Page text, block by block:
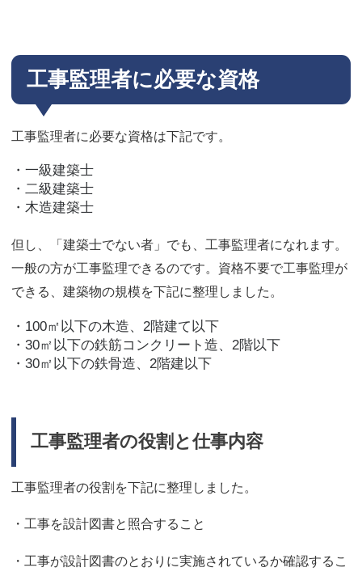
工事監理者に必要な資格
工事監理者に必要な資格は下記です。
・一級建築士
・二級建築士
・木造建築士
但し、「建築士でない者」でも、工事監理者になれます。
一般の方が工事監理できるのです。資格不要で工事監理が
できる、建築物の規模を下記に整理しました。
・100㎡以下の木造、2階建て以下
・30㎡以下の鉄筋コンクリート造、2階以下
・30㎡以下の鉄骨造、2階建以下
工事監理者の役割と仕事内容
工事監理者の役割を下記に整理しました。
・工事を設計図書と照合すること
・工事が設計図書のとおりに実施されているか確認するこ